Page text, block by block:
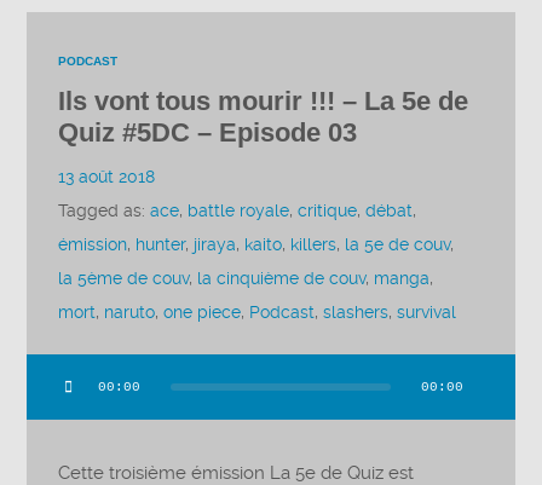
PODCAST
Ils vont tous mourir !!! – La 5e de
Quiz #5DC – Episode 03
13 août 2018
Tagged as:ace, battle royale,critique,débat,
émission, hunter, jiraya, kaito, killers, la 5e de couv,
la 5ème de couv, la cinquième de couv, manga,
mort, naruto,one piece, Podcast,slashers,survival
Lecteur
audio
00:00 00:00
Cette troisième émission La 5e de Quiz est